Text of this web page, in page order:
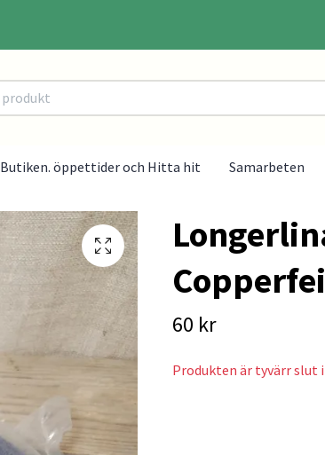
Butiken. öppettider och Hitta hit Samarbeten
60 kr
Produkten är tyvärr slut i